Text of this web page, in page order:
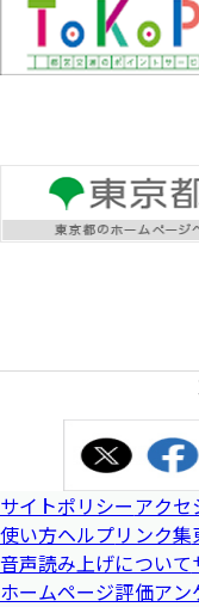
サイトポリシーアクセ
使い方ヘルプリンク集
音声読み上げについて
ホームページ評価アン